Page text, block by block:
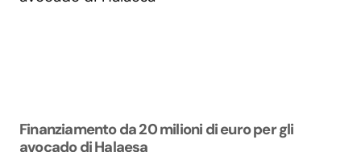
Finanziamento da 20 milioni di euro per gli
avocado di Halaesa